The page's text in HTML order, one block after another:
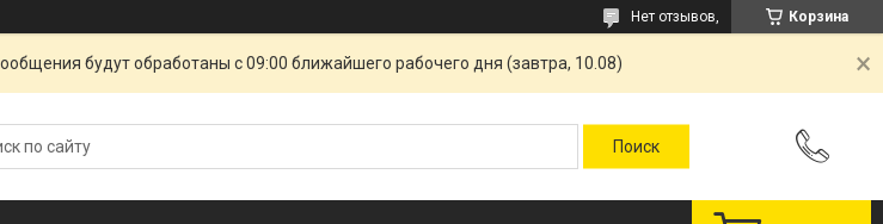
Корзина
Нет отзывов,
будут обработаны с 09:00 ближайшего рабочего дня (завтра, 10.08)